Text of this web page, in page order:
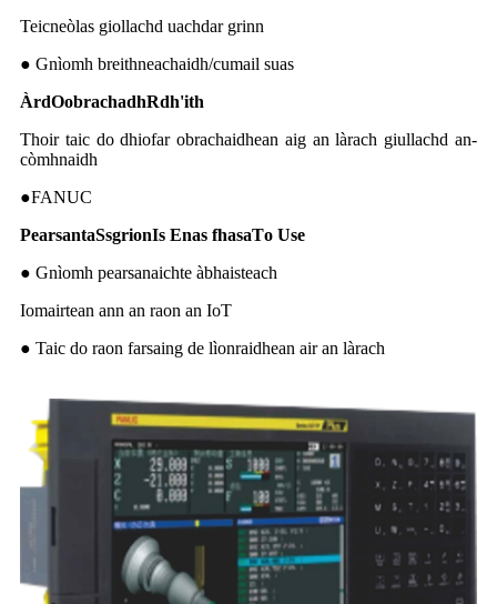
Teicneòlas giollachd uachdar grinn
● Gnìomh breithneachaidh/cumail suas
ÀrdOobrachadhRdh'ith
Thoir taic do dhiofar obrachaidhean aig an làrach giullachd an-
còmhnaidh
●FANUC
PearsantaSsgrionIs Enas fhasaTo Use
● Gnìomh pearsanaichte àbhaisteach
Iomairtean ann an raon an IoT
● Taic do raon farsaing de lìonraidhean air an làrach